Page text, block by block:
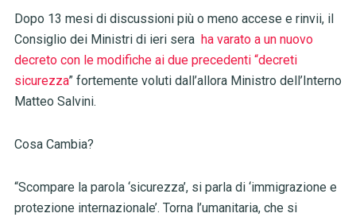
Dopo 13 mesi di discussioni più o meno accese e rinvii, il
Consiglio dei Ministri di ieri sera ha varato a un nuovo
decreto con le modifiche ai due precedenti “decreti
sicurezza” fortemente voluti dall’allora Ministro dell’Interno
Matteo Salvini.
Cosa Cambia?
“Scompare la parola ‘sicurezza’, si parla di ‘immigrazione e
protezione internazionale’. Torna l’umanitaria, che si